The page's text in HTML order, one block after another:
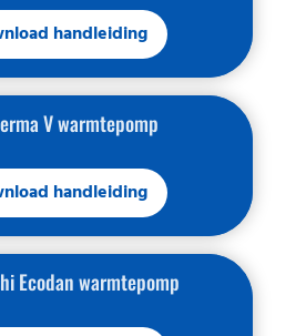
handleiding
V warmtepomp
handleiding
Ecodan warmtepomp